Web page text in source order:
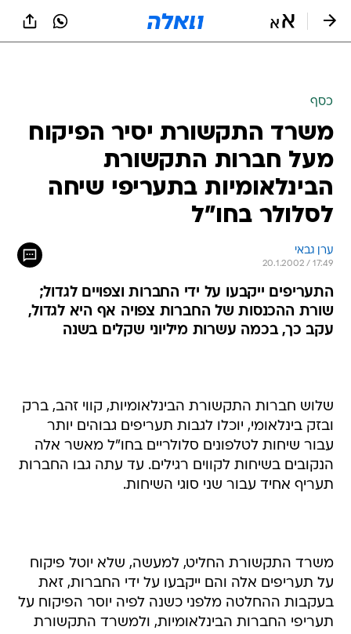
כסף
משרד התקשורת יסיר הפיקוח
מעל חברות התקשורת
הבינלאומיות בתעריפי שיחה
לסלולר בחו"ל
ערן גבאי
20.1.2002 / 17:49
התעריפים ייקבעו על ידי החברות וצפויים לגדול;
שורת ההכנסות של החברות צפויה אף היא לגדול,
עקב כך, בכמה עשרות מיליוני שקלים בשנה
שלוש חברות התקשורת הבינלאומיות, קווי זהב, ברק
ובזק בינלאומי, יוכלו לגבות תעריפים גבוהים יותר
עבור שיחות לטלפונים סלולריים בחו"ל מאשר אלה
הנקובים בשיחות לקווים רגילים. עד עתה גבו החברות
תעריף אחיד עבור שני סוגי השיחות.
משרד התקשורת החליט, למעשה, שלא יוטל פיקוח
על תעריפים אלה והם ייקבעו על ידי החברות, זאת
בעקבות ההחלטה מלפני כשנה לפיה יוסר הפיקוח על
תעריפי החברות הבינלאומיות, ולמשרד התקשורת